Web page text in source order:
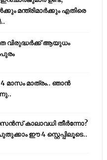
മന്ത്രിമാർക്കും എതിരെ
വിരുദ്ധർക്ക് ആയുധം
മാസം മാത്രം.. ഞാൻ
കാലാവധി തീർന്നോ?
ഈ 4 സ്റ്റെപ്പിലൂടെ..